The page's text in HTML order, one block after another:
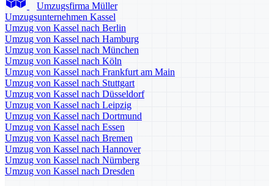
Umzugsfirma Müller
Umzugsunternehmen Kassel
Umzug von Kassel nach Berlin
Umzug von Kassel nach Hamburg
Umzug von Kassel nach München
Umzug von Kassel nach Köln
Umzug von Kassel nach Frankfurt am Main
Umzug von Kassel nach Stuttgart
Umzug von Kassel nach Düsseldorf
Umzug von Kassel nach Leipzig
Umzug von Kassel nach Dortmund
Umzug von Kassel nach Essen
Umzug von Kassel nach Bremen
Umzug von Kassel nach Hannover
Umzug von Kassel nach Nürnberg
Umzug von Kassel nach Dresden